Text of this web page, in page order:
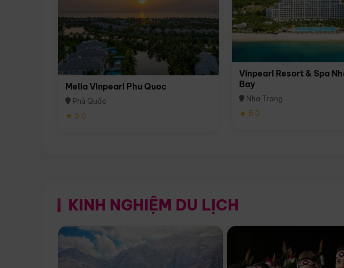
Melia Vinpearl Phu Quoc
Phú Quốc
★ 5.0
Vinpearl Resort & Spa
Bay
Nha Trang
★ 5.0
KINH NGHIỆM DU LỊCH